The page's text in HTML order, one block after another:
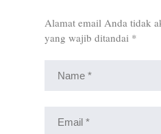
Alamat email Anda tidak
yang wajib ditandai *